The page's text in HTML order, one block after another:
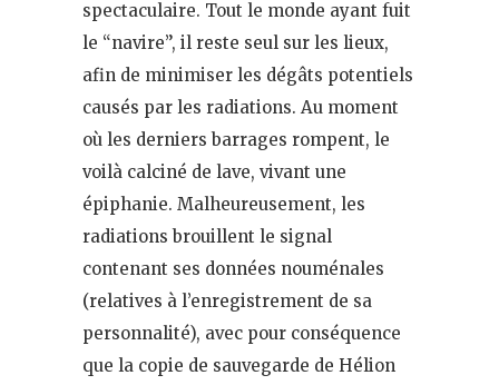
spectaculaire. Tout le monde ayant fuit
le “navire”, il reste seul sur les lieux,
afin de minimiser les dégâts potentiels
causés par les radiations. Au moment
où les derniers barrages rompent, le
voilà calciné de lave, vivant une
épiphanie. Malheureusement, les
radiations brouillent le signal
contenant ses données nouménales
(relatives à l’enregistrement de sa
personnalité), avec pour conséquence
que la copie de sauvegarde de Hélion